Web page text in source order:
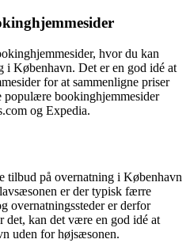
hvor du kan
i København. Det er en god idé at
for at sammenligne priser
populære bookinghjemmesider
og Expedia.
tilbud på overnatning i København
er der typisk færre
overnatningssteder er derfor
det, kan det være en god idé at
uden for højsæsonen.